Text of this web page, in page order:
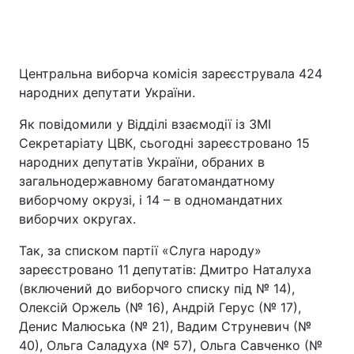
Центральна виборча комісія зареєструвала 424
народних депутати України.
Як повідомили у Відділі взаємодії із ЗМІ
Секретаріату ЦВК, сьогодні зареєстровано 15
народних депутатів України, обраних в
загальнодержавному багатомандатному
виборчому окрузі, і 14 – в одномандатних
виборчих округах.
Так, за списком партії «Слуга народу»
зареєстровано 11 депутатів: Дмитро Наталуха
(включений до виборчого списку під № 14),
Олексій Оржель (№ 16), Андрій Герус (№ 17),
Денис Малюська (№ 21), Вадим Струневич (№
40), Ольга Саладуха (№ 57), Ольга Савченко (№